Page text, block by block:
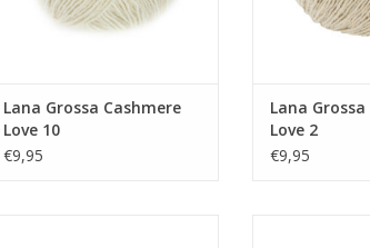
Lana Grossa Cashmere
Love 10
€9,95
Lana
Love 2
€9,95